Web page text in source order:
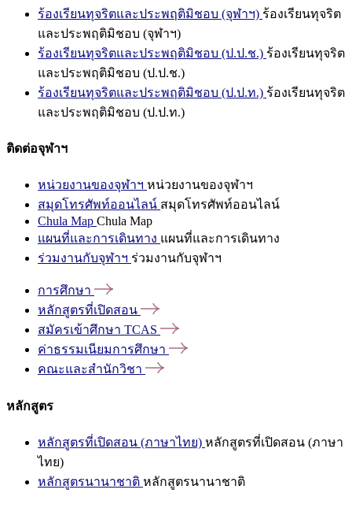
ร้องเรียนทุจริตและประพฤติมิชอบ (จุฬาฯ) ร้องเรียนทุจริต
และประพฤติมิชอบ (จุฬาฯ)
ร้องเรียนทุจริตและประพฤติมิชอบ (ป.ป.ช.) ร้องเรียนทุจริต
และประพฤติมิชอบ (ป.ป.ช.)
ร้องเรียนทุจริตและประพฤติมิชอบ (ป.ป.ท.) ร้องเรียนทุจริต
และประพฤติมิชอบ (ป.ป.ท.)
ติดต่อจุฬาฯ
หน่วยงานของจุฬาฯ หน่วยงานของจุฬาฯ
สมุดโทรศัพท์ออนไลน์ สมุดโทรศัพท์ออนไลน์
Chula Map Chula Map
แผนที่และการเดินทาง แผนที่และการเดินทาง
ร่วมงานกับจุฬาฯ ร่วมงานกับจุฬาฯ
การศึกษา
หลักสูตรที่เปิดสอน
สมัครเข้าศึกษา TCAS
ค่าธรรมเนียมการศึกษา
คณะและสำนักวิชา
หลักสูตร
หลักสูตรที่เปิดสอน (ภาษาไทย) หลักสูตรที่เปิดสอน (ภาษา
ไทย)
หลักสูตรนานาชาติ หลักสูตรนานาชาติ